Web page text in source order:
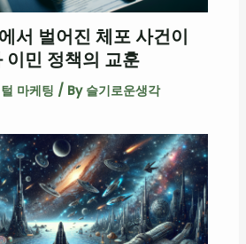
서 벌어진 체포 사건이
이민 정책의 교훈
마케팅 / By 슬기로운생각